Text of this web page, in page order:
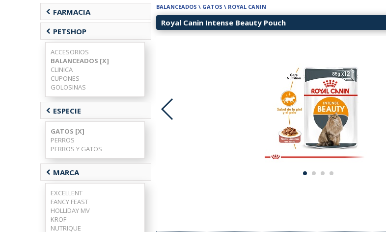
chevron_left FARMACIA
chevron_left PETSHOP
ACCESORIOS
BALANCEADOS [X]
CLINICA
CUPONES
GOLOSINAS
chevron_left ESPECIE
GATOS [X]
PERROS
PERROS Y GATOS
chevron_left MARCA
EXCELLENT
FANCY FEAST
HOLLIDAY MV
KROF
NUTRIQUE
BALANCEADOS \ GATOS \ ROYAL CANIN
Royal Canin Intense Beauty Pouch